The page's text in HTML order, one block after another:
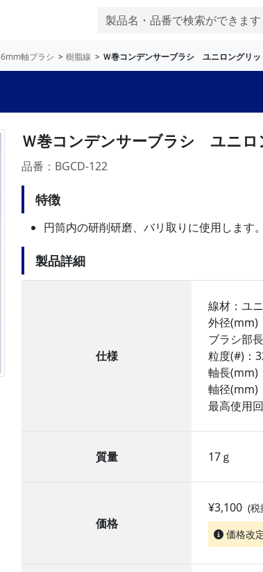
6mm軸ブラシ 樹脂線 Ｗ巻コンデンサーブラシ ユニロングリ
Ｗ巻コンデンサーブラシ ユニ
品番：BGCD-122
特徴
円筒内の研削研磨、バリ取りに使用します。
製品詳細
仕様
線材：ユ
外径(mm)
ブラシ部
粒度(#)：
軸長(mm)
軸径(mm)
最高使用
質量 17ｇ
価格
¥3,100 (税
価格改